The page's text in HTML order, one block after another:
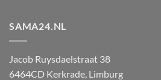
SAMA24.NL
Jacob Ruysdaelstraat 38
6464CD Kerkrade, Limburg